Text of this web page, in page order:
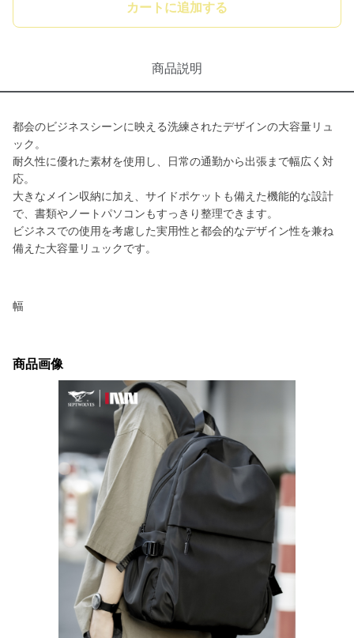
カートに追加する
商品説明
都会のビジネスシーンに映える洗練されたデザインの大容量リュ
ック。
耐久性に優れた素材を使用し、日常の通勤から出張まで幅広く対
応。
大きなメイン収納に加え、サイドポケットも備えた機能的な設計
で、書類やノートパソコンもすっきり整理できます。
ビジネスでの使用を考慮した実用性と都会的なデザイン性を兼ね
備えた大容量リュックです。
幅
商品画像